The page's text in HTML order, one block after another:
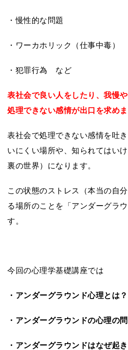
・慢性的な問題
・ワーカホリック（仕事中毒）
・犯罪行為 など
表社会で良い人をしたり、我慢
処理できない感情が出口を求めま
表社会で処理できない感情を吐
いにくい場所や、知られてはい
裏の世界）になります。
この状態のストレス（本当の自
る場所のことを「アンダーグラ
す。
今回の心理学基礎講座では
・アンダーグラウンド心理とは？
・アンダーグラウンドの心理の
・アンダーグラウンドはなぜ起